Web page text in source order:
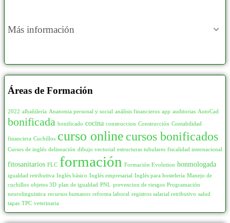
Más información
Áreas de Formación
2022 albañilería Anatomia personal y social análisis financieros app auditorias AutoCad
bonificada bonificado cocina construccion Construcción Contabilidad
financiera Cuchillos curso online cursos bonificados
Cursos de inglés delineación dibujo vectorial estructuras tubulares fiscalidad internacional
fitosanitarios FLC formación Formación Evolution honmologada
igualdad retributiva Inglés básico Inglés empresarial Inglés para hostelería Manejo de
cuchillos objetos 3D plan de igualdad PNL prevencion de riesgos Programación
neurolinguistica recursos humanos reforma laboral registros salarial retributivo salud
tapas TPC veterinaria